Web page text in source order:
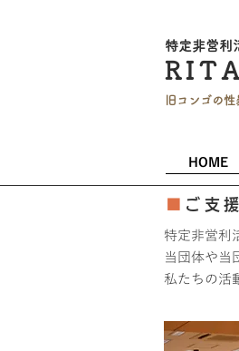
特定非営利
旧コンゴの性
HOME
ご支
特定非営利
当団体や当
私たちの活